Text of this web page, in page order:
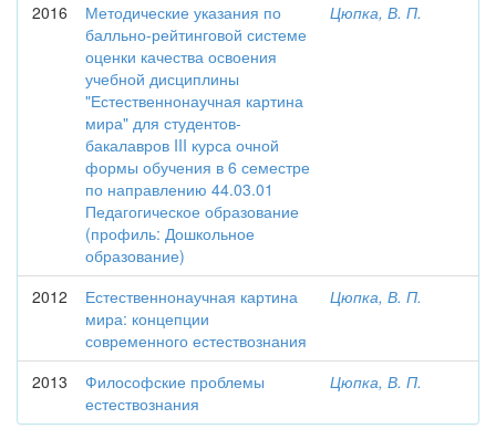
2016
Методические указания по
балльно-рейтинговой системе
оценки качества освоения
учебной дисциплины
"Естественнонаучная картина
мира" для студентов-
бакалавров III курса очной
формы обучения в 6 семестре
по направлению 44.03.01
Педагогическое образование
(профиль: Дошкольное
образование)
Цюпка, В. П.
2012
Естественнонаучная картина
мира: концепции
современного естествознания
Цюпка, В. П.
2013
Философские проблемы
естествознания
Цюпка, В. П.